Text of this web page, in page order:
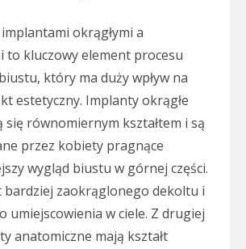
okrągłymi a
to kluczowy element procesu
który ma duży wpływ na
estetyczny. Implanty okrągłe
równomiernym kształtem i są
przez kobiety pragnące
wygląd biustu w górnej części.
bardziej zaokrąglonego dekoltu i
umiejscowienia w ciele. Z drugiej
anatomiczne mają kształt